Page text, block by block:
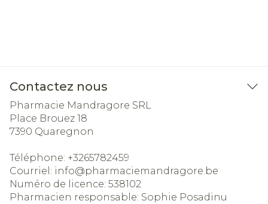
Contactez nous
Pharmacie Mandragore SRL
Place Brouez 18
7390 Quaregnon
Téléphone: +3265782459
Courriel: info@pharmaciemandragore.be
Numéro de licence: 538102
Pharmacien responsable: Sophie Posadinu